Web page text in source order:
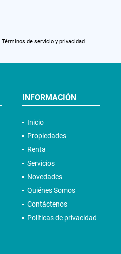
Términos de servicio y privacidad
INFORMACIÓN
Inicio
Propiedades
Renta
Servicios
Novedades
Quiénes Somos
Contáctenos
Políticas de privacidad